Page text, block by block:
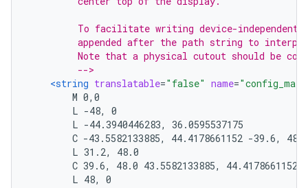
To facilitate writing device-independent
appended after the path string to interpret
Note that a physical cutout should be
-->
<string translatable="false" name=
M 0,0
L -48, 0
L -44.3940446283, 36.0595537175
C -43.5582133885, 44.4178661152 -39.6,
L 31.2, 48.0
C 39.6, 48.0 43.5582133885, 44.4178661152
L 48, 0